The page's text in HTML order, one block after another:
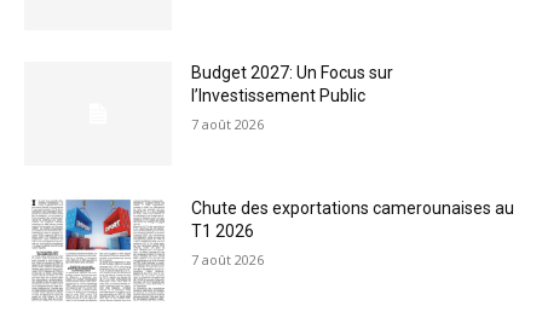
Budget 2027: Un Focus sur
l’Investissement Public
7 août 2026
Chute des exportations camerounaises au
T1 2026
7 août 2026